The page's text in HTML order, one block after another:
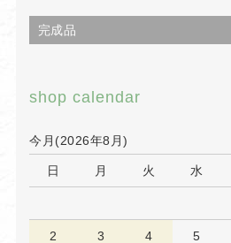
完成品
shop calendar
今月(2026年8月)
日 月 火 水
2 3 4 5